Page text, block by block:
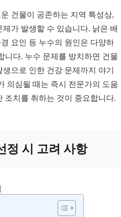
건물이 공존하는 지역 특성상,
가 발생할 수 있습니다. 낡은 배
요인 등 누수의 원인은 다양하
니다. 누수 문제를 방치하면 건물
으로 인한 건강 문제까지 야기
의심될 때는 즉시 전문가의 도움
조치를 취하는 것이 중요합니다.
정 시 고려 사항